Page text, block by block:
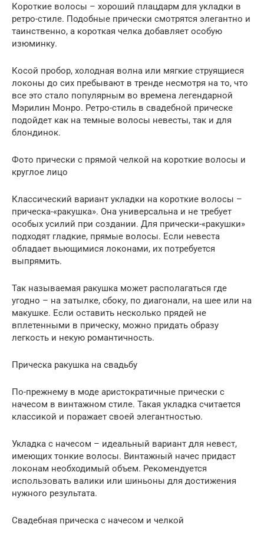
Короткие волосы – хороший плацдарм для укладки в
ретро-стиле. Подобные прически смотрятся элегантно и
таинственно, а короткая челка добавляет особую
изюминку.
Косой пробор, холодная волна или мягкие струящиеся
локоны до сих пребывают в тренде несмотря на то, что
все это стало популярным во времена легендарной
Мэрилин Монро. Ретро-стиль в свадебной прическе
подойдет как на темные волосы невесты, так и для
блондинок.
Фото прически с прямой челкой на короткие волосы и
круглое лицо
Классический вариант укладки на короткие волосы –
прическа-«ракушка». Она универсальна и не требует
особых усилий при создании. Для прически-«ракушки»
подходят гладкие, прямые волосы. Если невеста
обладает вьющимися локонами, их потребуется
выпрямить.
Так называемая ракушка может располагаться где
угодно – на затылке, сбоку, по диагонали, на шее или на
макушке. Если оставить несколько прядей не
вплетенными в прическу, можно придать образу
легкость и некую романтичность.
Прическа ракушка на свадьбу
По-прежнему в моде аристократичные прически с
начесом в винтажном стиле. Такая укладка считается
классикой и поражает своей элегантностью.
Укладка с начесом – идеальный вариант для невест,
имеющих тонкие волосы. Винтажный начес придаст
локонам необходимый объем. Рекомендуется
использовать валики или шиньоны для достижения
нужного результата.
Свадебная прическа с начесом и челкой